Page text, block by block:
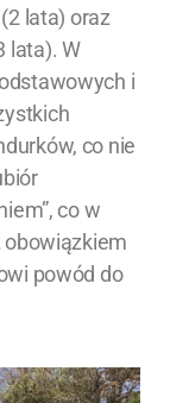
lata) oraz
lata). W
i
co nie
co w
obowiązkiem
powód do